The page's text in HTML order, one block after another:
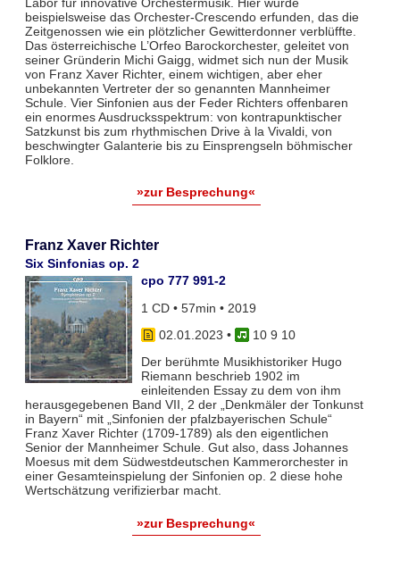
Labor für innovative Orchestermusik. Hier wurde
beispielsweise das Orchester-Crescendo erfunden, das die
Zeitgenossen wie ein plötzlicher Gewitterdonner verblüffte.
Das österreichische L’Orfeo Barockorchester, geleitet von
seiner Gründerin Michi Gaigg, widmet sich nun der Musik
von Franz Xaver Richter, einem wichtigen, aber eher
unbekannten Vertreter der so genannten Mannheimer
Schule. Vier Sinfonien aus der Feder Richters offenbaren
ein enormes Ausdrucksspektrum: von kontrapunktischer
Satzkunst bis zum rhythmischen Drive à la Vivaldi, von
beschwingter Galanterie bis zu Einsprengseln böhmischer
Folklore.
»zur Besprechung«
Franz Xaver Richter
Six Sinfonias op. 2
cpo 777 991-2
1 CD • 57min • 2019
02.01.2023 •
10 9 10
Der berühmte Musikhistoriker Hugo
Riemann beschrieb 1902 im
einleitenden Essay zu dem von ihm
herausgegebenen Band VII, 2 der „Denkmäler der Tonkunst
in Bayern“ mit „Sinfonien der pfalzbayerischen Schule“
Franz Xaver Richter (1709-1789) als den eigentlichen
Senior der Mannheimer Schule. Gut also, dass Johannes
Moesus mit dem Südwestdeutschen Kammerorchester in
einer Gesamteinspielung der Sinfonien op. 2 diese hohe
Wertschätzung verifizierbar macht.
»zur Besprechung«